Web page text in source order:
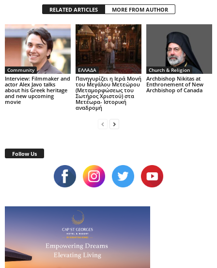
RELATED ARTICLES MORE FROM AUTHOR
Community
Interview: Filmmaker and
actor Alex Javo talks
about his Greek heritage
and new upcoming
movie
ΕΛΛΑΔΑ
Πανηγυρίζει η Ιερά Μονή
του Μεγάλου Μετεώρου
(Μεταμορφώσεως του
Σωτήρος Χριστού) στα
Μετέωρα- Ιστορική
αναδρομή
Church & Religion
Archbishop Nikitas at
Enthronement of New
Archbishop of Canada
Follow Us